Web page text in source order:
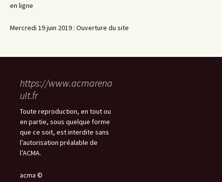
en ligne
Mercredi 19 juin 2019 : Ouverture du site
https://www.acmarena
ult.fr
Toute reproduction, en tout ou
en partie, sous quelque forme
que ce soit, est interdite sans
l’autorisation préalable de
l’ACMA.
acma ©